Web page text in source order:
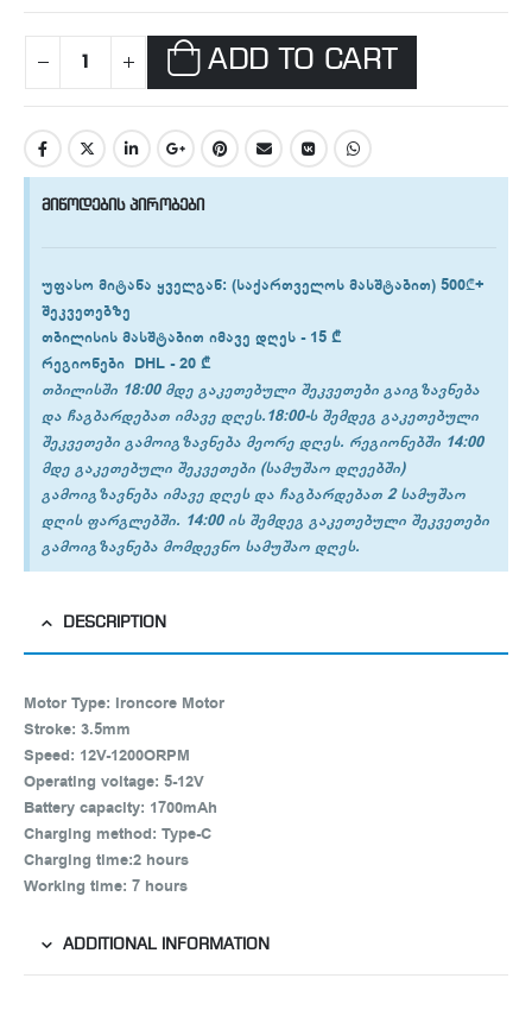
ADD TO CART
მიწოდების პირობები
უფასო მიტანა ყველგან: (საქართველოს მასშტაბით) 500₾+
შეკვეთებზე
თბილისის მასშტაბით იმავე დღეს -15 ₾
რეგიონები DHL -20 ₾
თბილისში 18:00 მდე გაკეთებული შეკვეთები გაიგზავნება
და ჩაგბარდებათ იმავე დღეს.18:00-ს შემდეგ გაკეთებული
შეკვეთები გამოიგზავნება მეორე დღეს. რეგიონებში 14:00
მდე გაკეთებული შეკვეთები (სამუშაო დღეებში)
გამოიგზავნება იმავე დღეს და ჩაგბარდებათ 2 სამუშაო
დღის ფარგლებში. 14:00 ის შემდეგ გაკეთებული შეკვეთები
გამოიგზავნება მომდევნო სამუშაო დღეს.
DESCRIPTION
Motor Type: Ironcore Motor
Stroke: 3.5mm
Speed: 12V-1200ORPM
Operating voltage: 5-12V
Battery capacity: 1700mAh
Charging method: Type-C
Charging time:2 hours
Working time: 7 hours
ADDITIONAL INFORMATION